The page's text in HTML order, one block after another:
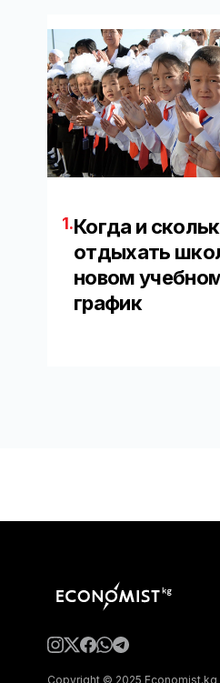
1.Когда и
отдыхать
новом
график
Copyright © 2025 Economist.kg